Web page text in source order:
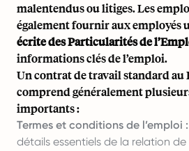
malentendus ou litiges. Les
également fournir aux employés
écrite des Particularités de
informations clés de l’emploi.
Un contrat de travail standard au
comprend généralement
importants :
Termes et conditions de l’emploi :
détails essentiels de la relation